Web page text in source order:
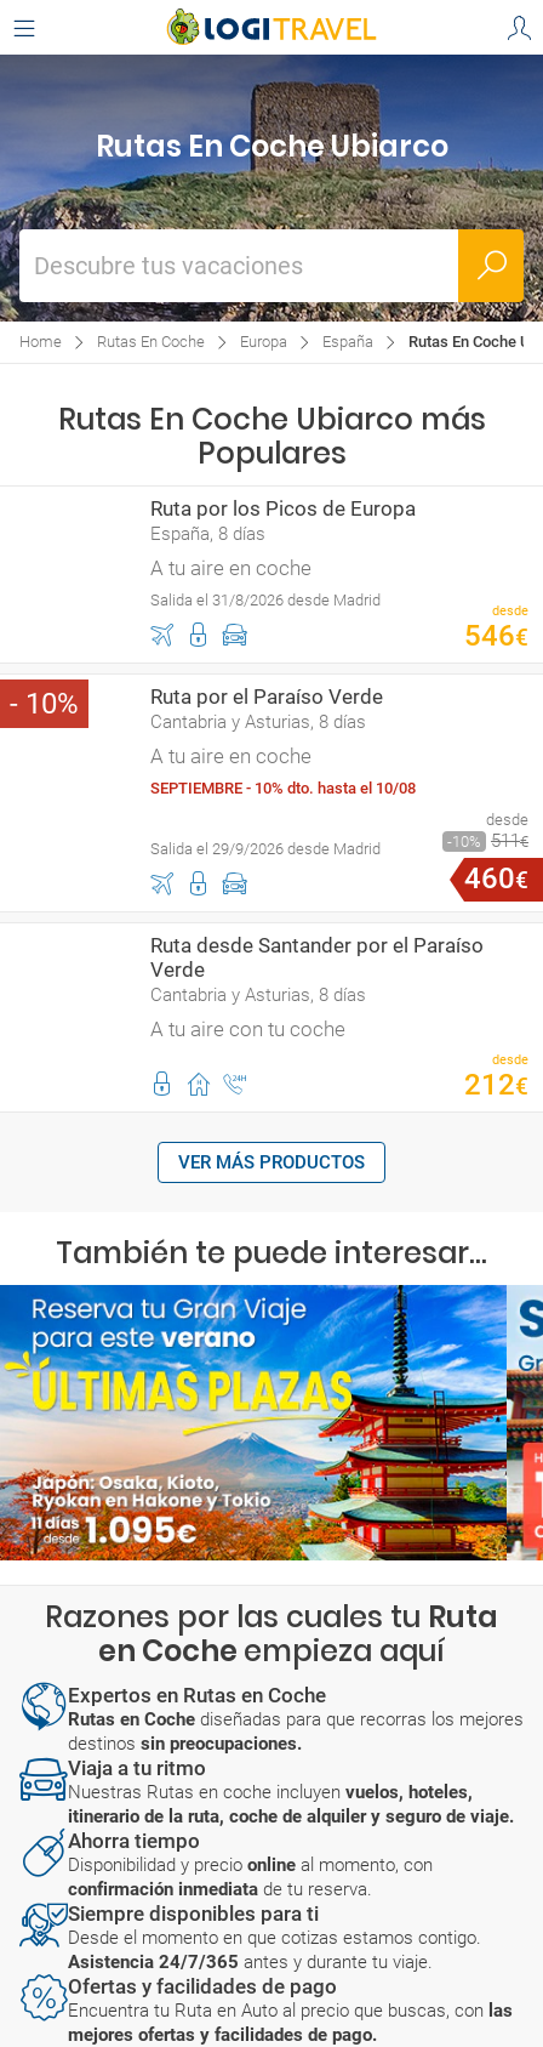
Rutas En Coche Ubiarco
Descubre tus vacaciones
Home Rutas En Coche Europa España Rutas En Coche
Rutas En Coche Ubiarco más
Populares
Ruta por los Picos de Europa
España, 8 días
A tu aire en coche
Salida el 31/8/2026 desde Madrid
desde
546€
10 Ruta por el Paraíso Verde
Cantabria y Asturias, 8 días
A tu aire en coche
SEPTIEMBRE - 10% dto. hasta el 10/08
Salida el 29/9/2026 desde Madrid
desde
10
511€
460€
Ruta desde Santander por el Paraíso
Verde
Cantabria y Asturias, 8 días
A tu aire con tu coche
desde
212€
VER MÁS PRODUCTOS
También te puede interesar...
Razones por las cuales tu Ruta
en Coche empieza aquí
Expertos en Rutas en Coche
Rutas en Coche diseñadas para que recorras los mejores
destinos sin preocupaciones.
Viaja a tu ritmo
Nuestras Rutas en coche incluyen vuelos, hoteles,
itinerario de la ruta, coche de alquiler y seguro de viaje.
Ahorra tiempo
Disponibilidad y precio online al momento, con
confirmación inmediata de tu reserva.
Siempre disponibles para ti
Desde el momento en que cotizas estamos contigo.
Asistencia 24/7/365 antes y durante tu viaje.
Ofertas y facilidades de pago
Encuentra tu Ruta en Auto al precio que buscas, con las
mejores ofertas y facilidades de pago.